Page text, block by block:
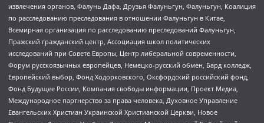
извлечения органов, Фалунь Дафа, Друзья Фалуньгун, Фалуньгун, Коалиция
по расследованию преследования в отношении Фалуньгун в Китае,
Всемирная организация по расследованию преследований Фалуньгун,
Пражский гражданский центр, Ассоциация школ политических
исследований при Совете Европы, Центр либеральной современности,
Форум русскоязычных европейцев, Немецко-русский обмен, Бард колледж,
Европейский выбор, Фонд Ходорковского, Оксфордский российский фонд,
Фонд Будущее России, Компания свободы информации, Проект Медиа,
Международное партнерство за права человека, Духовное Управление
Евангельских Христиан Украинской Христианской Церкви, Новое